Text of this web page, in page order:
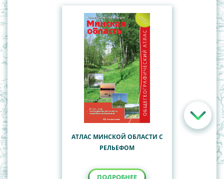
АТЛАС МИНСКОЙ ОБЛАСТИ С
РЕЛЬЕФОМ
ПОДРОБНЕЕ